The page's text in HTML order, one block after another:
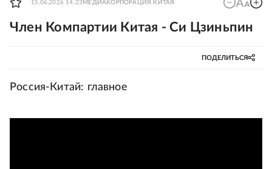
15.06.2026 14:23 МЕДИАКОРПОРАЦИЯ КИТАЯ
Член Компартии Китая - Си Цзиньпин
ПОДЕЛИТЬСЯ
Россия-Китай: главное